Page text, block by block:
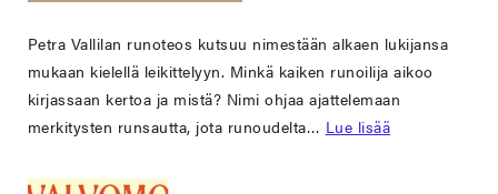
Petra Vallilan runoteos kutsuu nimestään alkaen lukijansa
mukaan kielellä leikittelyyn. Minkä kaiken runoilija aikoo
kirjassaan kertoa ja mistä? Nimi ohjaa ajattelemaan
merkitysten runsautta, jota runoudelta… Lue lisää